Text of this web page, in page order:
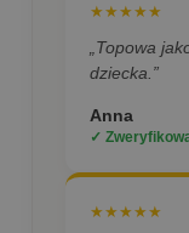
★★★★★
„Topowa
dziecka.”
Anna
✓
★★★★★